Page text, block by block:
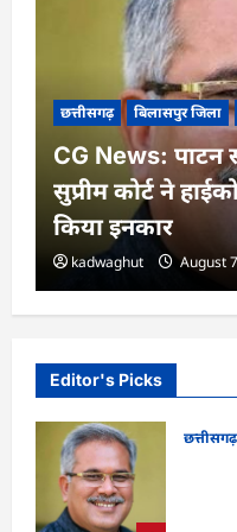
Editor's Picks
छत्तीसगढ़
छत्तीसगढ़ बिलासपुर जिला
CG News:
सुप्रीम कोर्ट ने
किया इनकार
kadwaghut August